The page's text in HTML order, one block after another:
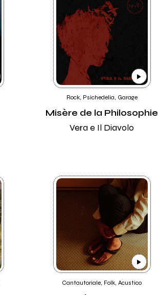
Rock, Psichedelia, Garage
Misère de la Philosophie
Vera e Il Diavolo
Cantautoriale, Folk, Acustico